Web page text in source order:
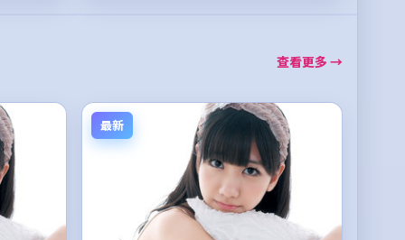
查看更多 →
最新